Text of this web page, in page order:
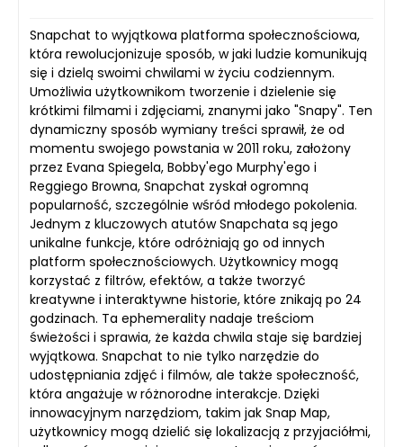
Snapchat to wyjątkowa platforma społecznościowa,
która rewolucjonizuje sposób, w jaki ludzie komunikują
się i dzielą swoimi chwilami w życiu codziennym.
Umożliwia użytkownikom tworzenie i dzielenie się
krótkimi filmami i zdjęciami, znanymi jako "Snapy". Ten
dynamiczny sposób wymiany treści sprawił, że od
momentu swojego powstania w 2011 roku, założony
przez Evana Spiegela, Bobby'ego Murphy'ego i
Reggiego Browna, Snapchat zyskał ogromną
popularność, szczególnie wśród młodego pokolenia.
Jednym z kluczowych atutów Snapchata są jego
unikalne funkcje, które odróżniają go od innych
platform społecznościowych. Użytkownicy mogą
korzystać z filtrów, efektów, a także tworzyć
kreatywne i interaktywne historie, które znikają po 24
godzinach. Ta ephemerality nadaje treściom
świeżości i sprawia, że każda chwila staje się bardziej
wyjątkowa. Snapchat to nie tylko narzędzie do
udostępniania zdjęć i filmów, ale także społeczność,
która angażuje w różnorodne interakcje. Dzięki
innowacyjnym narzędziom, takim jak Snap Map,
użytkownicy mogą dzielić się lokalizacją z przyjaciółmi,